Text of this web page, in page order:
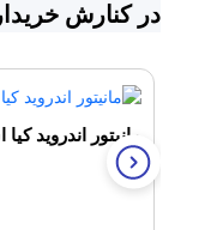
در کنارش
مانیتور اندروید کیا